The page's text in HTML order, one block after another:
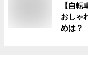
【自
おしゃ
めは？